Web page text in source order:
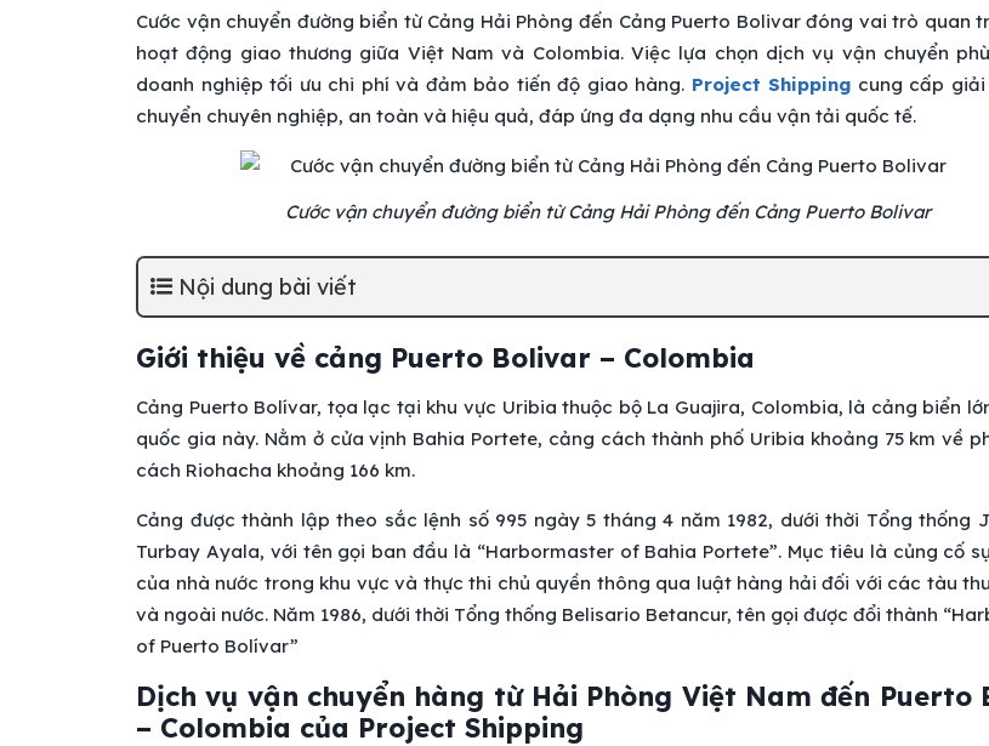
Cước vận chuyển đường biển từ Cảng Hải Phòng đến Cảng Puerto Bolivar đóng vai trò quan
hoạt động giao thương giữa Việt Nam và Colombia. Việc lựa chọn dịch vụ vận chuyển
doanh nghiệp tối ưu chi phí và đảm bảo tiến độ giao hàng. Project Shipping cung cấp
chuyển chuyên nghiệp, an toàn và hiệu quả, đáp ứng đa dạng nhu cầu vận tải quốc tế.
Cước vận chuyển đường biển từ Cảng Hải Phòng đến Cảng Puerto Bolivar
Nội dung bài viết
Giới thiệu về cảng Puerto Bolivar – Colombia
Cảng Puerto Bolívar, tọa lạc tại khu vực Uribia thuộc bộ La Guajira, Colombia, là cảng biển
quốc gia này. Nằm ở cửa vịnh Bahia Portete, cảng cách thành phố Uribia khoảng 75 km về
cách Riohacha khoảng 166 km.
Cảng được thành lập theo sắc lệnh số 995 ngày 5 tháng 4 năm 1982, dưới thời Tổng thống
Turbay Ayala, với tên gọi ban đầu là “Harbormaster of Bahia Portete”. Mục tiêu là củng cố
của nhà nước trong khu vực và thực thi chủ quyền thông qua luật hàng hải đối với các tàu
và ngoài nước. Năm 1986, dưới thời Tổng thống Belisario Betancur, tên gọi được đổi thành
of Puerto Bolívar”
Dịch vụ vận chuyển hàng từ Hải Phòng Việt Nam đến Puerto
– Colombia của Project Shipping